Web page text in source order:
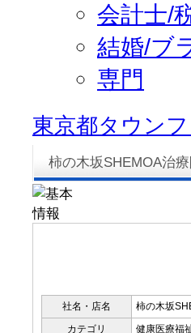
会計士/
結婚/ブ
専門
東京都タウン
柿の木坂SHEMOA治
社名・店名
柿の木坂
カテゴリ
健康医療福